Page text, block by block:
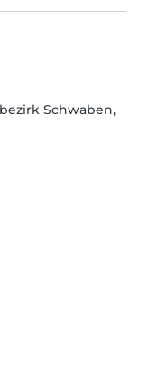
Schwaben,